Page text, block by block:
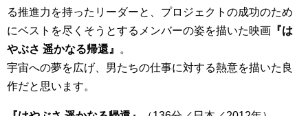
る推進力を持ったリーダーと、プロジェクトの成功のため
にベストを尽くそうとするメンバーの姿を描いた映画 『は
やぶさ 遥かなる帰還』
。
宇宙への夢を広げ、男たちの仕事に対する熱意を描いた良
作だと思います。